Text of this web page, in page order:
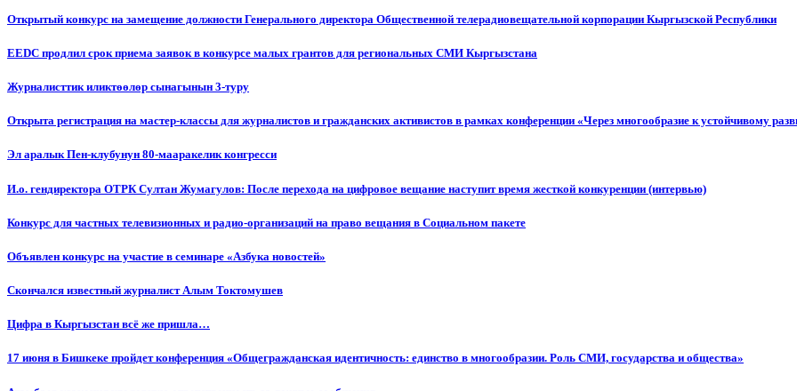
Открытый конкурс на замещение должности Генерального директора Общественной телерадиовещательной корпорации Кыргызской Республики
EEDC продлил срок приема заявок в конкурсе малых грантов для региональных СМИ Кыргызстана
Журналисттик иликтөөлөр сынагынын 3-туру
Открыта регистрация на мастер-классы для журналистов и гражданских активистов в рамках конференции «Через многообразие к устойчивому
Эл аралык Пен-клубунун 80-мааракелик конгресси
И.о. гендиректора ОТРК Султан Жумагулов: После перехода на цифровое вещание наступит время жесткой конкуренции (интервью)
Конкурс для частных телевизионных и радио-организаций на право вещания в Социальном пакете
Объявлен конкурс на участие в семинаре «Азбука новостей»
Cкончался известный журналист Алым Токтомушев
Цифра в Кыргызстан всё же пришла…
17 июня в Бишкеке пройдет конференция «Общегражданская идентичность: единство в многообразии. Роль СМИ, государства и общества»